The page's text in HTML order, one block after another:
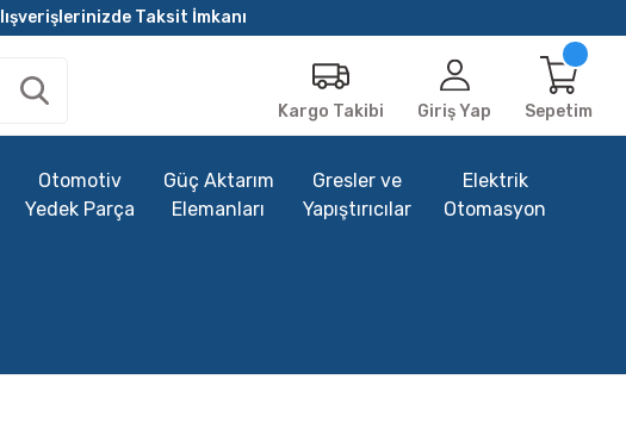
Taksit İmkanı
Kargo Takibi Giriş Yap Sepetim
Otomotiv
Yedek Parça
Güç Aktarım
Elemanları
Gresler ve
Yapıştırıcılar
Elektrik
Otomasyon